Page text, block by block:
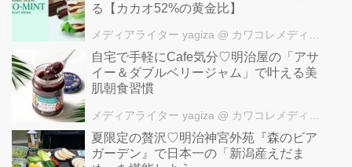
る【カカオ52%の黄金比】
メディアライター yagiza @ カワコレメディア編集部
自宅で手軽にCafe気分♡明治屋の「アサ
イー＆ダブルベリージャム」で叶える美
肌朝食習慣
メディアライター yagiza @ カワコレメディア編集部
夏限定の贅沢♡明治神宮外苑『森のビア
ガーデン』で日本一の「新潟産えだま